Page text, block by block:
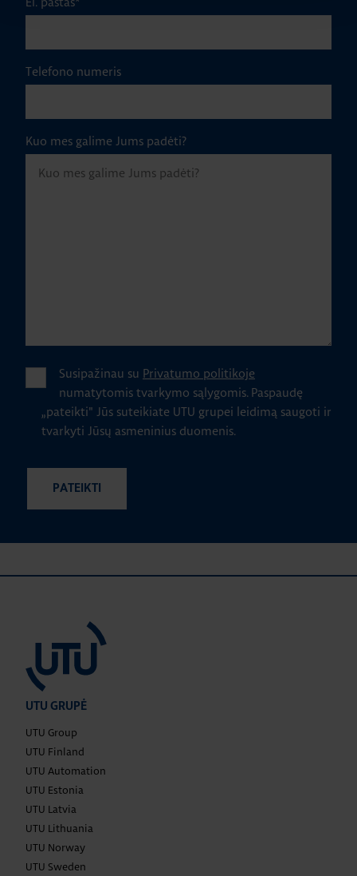
Telefono numeris
Kuo mes galime Jums padėti?
Susipažinau su Privatumo politikoje
numatytomis tvarkymo sąlygomis. Paspaudę
„pateikti" Jūs suteikiate UTU grupei leidimą saugoti ir
tvarkyti Jūsų asmeninius duomenis.
UTU GRUPĖ
UTU Group
UTU Finland
UTU Automation
UTU Estonia
UTU Latvia
UTU Lithuania
UTU Norway
UTU Sweden